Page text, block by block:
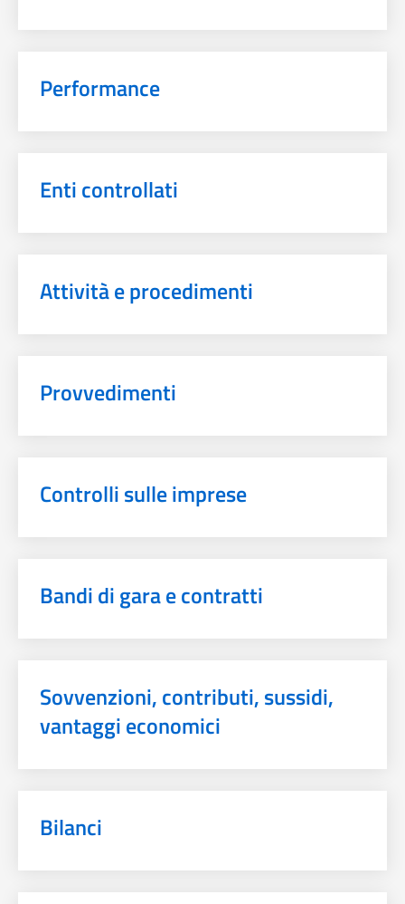
Performance
Enti controllati
Attività e procedimenti
Provvedimenti
Controlli sulle imprese
Bandi di gara e contratti
Sovvenzioni, contributi, sussidi,
vantaggi economici
Bilanci